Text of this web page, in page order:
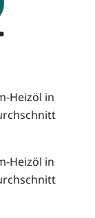
Heizöl in
Heizöl in